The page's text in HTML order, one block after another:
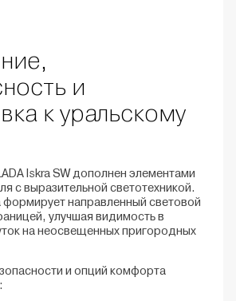
и
к уральскому
Iskra SW дополнен элементами
с выразительной светотехникой.
формирует направленный световой
улучшая видимость в
на неосвещенных пригородных
и опций комфорта